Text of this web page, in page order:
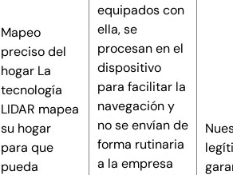
Mapeo
preciso del
hogar La
tecnología
LIDAR mapea
su hogar
para que
pueda
equipados con
ella, se
procesan en el
dispositivo
para facilitar la
navegación y
no se envían de
forma rutinaria
a la empresa